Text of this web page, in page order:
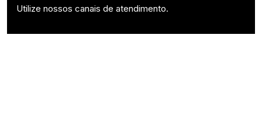
Utilize nossos canais de atendimento.